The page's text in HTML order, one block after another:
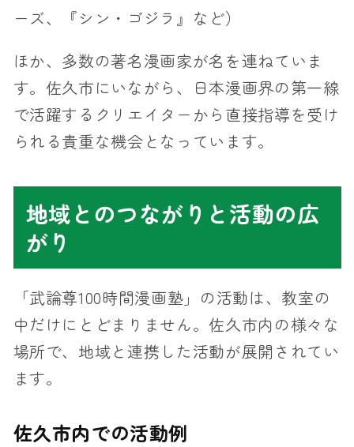
ーズ、『シン・ゴジラ』など）
ほか、多数の著名漫画家が名を連ねていま
す。佐久市にいながら、日本漫画界の第一線
で活躍するクリエイターから直接指導を受け
られる貴重な機会となっています。
地域とのつながりと活動の広
がり
「武論尊100時間漫画塾」の活動は、教室の
中だけにとどまりません。佐久市内の様々な
場所で、地域と連携した活動が展開されてい
ます。
佐久市内での活動例